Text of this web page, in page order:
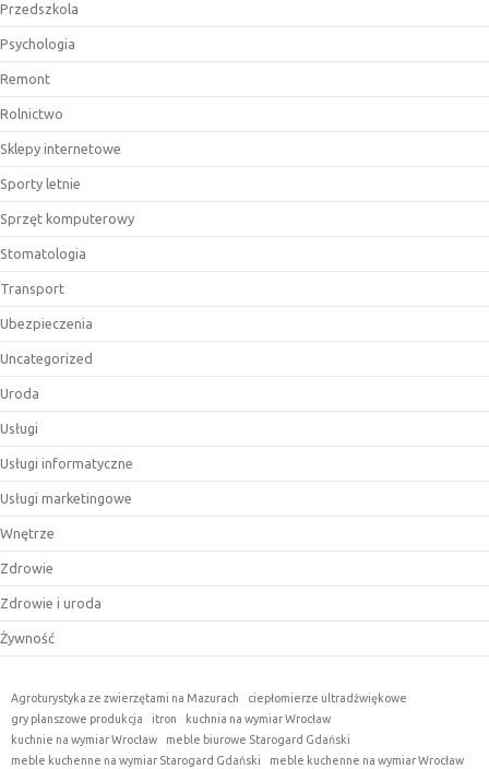
Przedszkola
Psychologia
Remont
Rolnictwo
Sklepy internetowe
Sporty letnie
Sprzęt komputerowy
Stomatologia
Transport
Ubezpieczenia
Uncategorized
Uroda
Usługi
Usługi informatyczne
Usługi marketingowe
Wnętrze
Zdrowie
Zdrowie i uroda
Żywność
Agroturystyka ze zwierzętami na Mazurach
ciepłomierze ultradźwiękowe
gry planszowe produkcja
itron
kuchnia na wymiar Wrocław
kuchnie na wymiar Wrocław
meble biurowe Starogard Gdański
meble kuchenne na wymiar Starogard Gdański
meble kuchenne na wymiar Wrocław